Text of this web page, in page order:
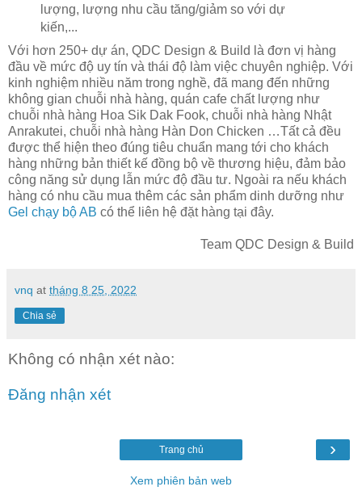
lượng, lượng nhu cầu tăng/giảm so với dự
kiến,...
Với hơn 250+ dự án, QDC Design & Build là đơn vị hàng
đầu về mức độ uy tín và thái độ làm việc chuyên nghiệp. Với
kinh nghiệm nhiều năm trong nghề, đã mang đến những
không gian chuỗi nhà hàng, quán cafe chất lượng như
chuỗi nhà hàng Hoa Sik Dak Fook, chuỗi nhà hàng Nhật
Anrakutei, chuỗi nhà hàng Hàn Don Chicken …Tất cả đều
được thể hiện theo đúng tiêu chuẩn mang tới cho khách
hàng những bản thiết kế đồng bộ về thương hiệu, đảm bảo
công năng sử dụng lẫn mức độ đầu tư. Ngoài ra nếu khách
hàng có nhu cầu mua thêm các sản phẩm dinh dưỡng như
Gel chạy bộ AB có thể liên hệ đặt hàng tại đây.
Team QDC Design & Build
vnq at tháng 8 25, 2022
Chia sẻ
Không có nhận xét nào:
Đăng nhận xét
›
Trang chủ
Xem phiên bản web